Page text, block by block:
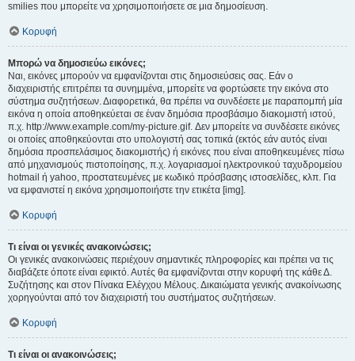
smilies που μπορείτε να χρησιμοποιήσετε σε μια δημοσίευση.
Κορυφή
Μπορώ να δημοσιεύω εικόνες;
Ναι, εικόνες μπορούν να εμφανίζονται στις δημοσιεύσεις σας. Εάν ο
διαχειριστής επιτρέπει τα συνημμένα, μπορείτε να φορτώσετε την εικόνα στο
σύστημα συζητήσεων. Διαφορετικά, θα πρέπει να συνδέσετε με παραπομπή μία
εικόνα η οποία αποθηκεύεται σε έναν δημόσια προσβάσιμο διακομιστή ιστού,
π.χ. http://www.example.com/my-picture.gif. Δεν μπορείτε να συνδέσετε εικόνες
οι οποίες αποθηκεύονται στο υπολογιστή σας τοπικά (εκτός εάν αυτός είναι
δημόσια προσπελάσιμος διακομιστής) ή εικόνες που είναι αποθηκευμένες πίσω
από μηχανισμούς πιστοποίησης, π.χ. λογαριασμοί ηλεκτρονικού ταχυδρομείου
hotmail ή yahoo, προστατευμένες με κωδικό πρόσβασης ιστοσελίδες, κλπ. Για
να εμφανιστεί η εικόνα χρησιμοποιήστε την ετικέτα [img].
Κορυφή
Τι είναι οι γενικές ανακοινώσεις;
Οι γενικές ανακοινώσεις περιέχουν σημαντικές πληροφορίες και πρέπει να τις
διαβάζετε όποτε είναι εφικτό. Αυτές θα εμφανίζονται στην κορυφή της κάθε Δ.
Συζήτησης και στον Πίνακα Ελέγχου Μέλους. Δικαιώματα γενικής ανακοίνωσης
χορηγούνται από τον διαχειριστή του συστήματος συζητήσεων.
Κορυφή
Τι είναι οι ανακοινώσεις;